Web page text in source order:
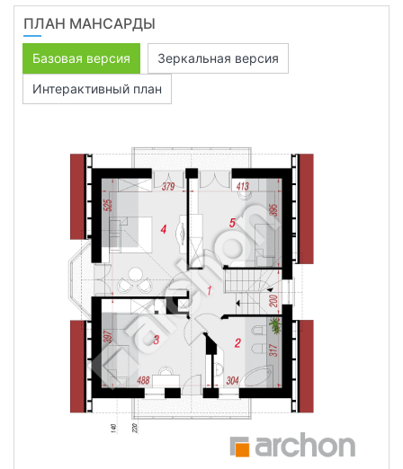
ПЛАН МАНСАРДЫ
Базовая версия
Зеркальная версия
Интерактивный план